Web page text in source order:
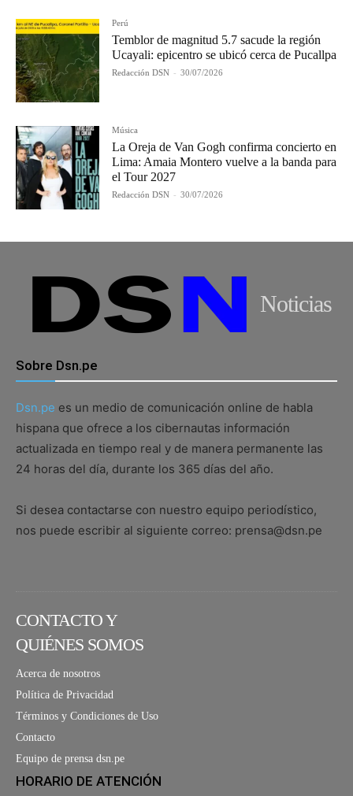
Perú
Temblor de magnitud 5.7 sacude la región
Ucayali: epicentro se ubicó cerca de Pucallpa
Redacción DSN - 30/07/2026
Música
La Oreja de Van Gogh confirma concierto en
Lima: Amaia Montero vuelve a la banda para
el Tour 2027
Redacción DSN - 30/07/2026
Noticias
Sobre Dsn.pe
Dsn.pe es un medio de comunicación online de habla
hispana que ofrece a los cibernautas información
actualizada en tiempo real y de manera permanente las
24 horas del día, durante los 365 días del año.
Si desea contactarse con nuestro equipo periodístico,
nos puede escribir al siguiente correo: prensa@dsn.pe
CONTACTO Y
QUIÉNES SOMOS
Acerca de nosotros
Política de Privacidad
Términos y Condiciones de Uso
Contacto
Equipo de prensa dsn.pe
HORARIO DE ATENCIÓN